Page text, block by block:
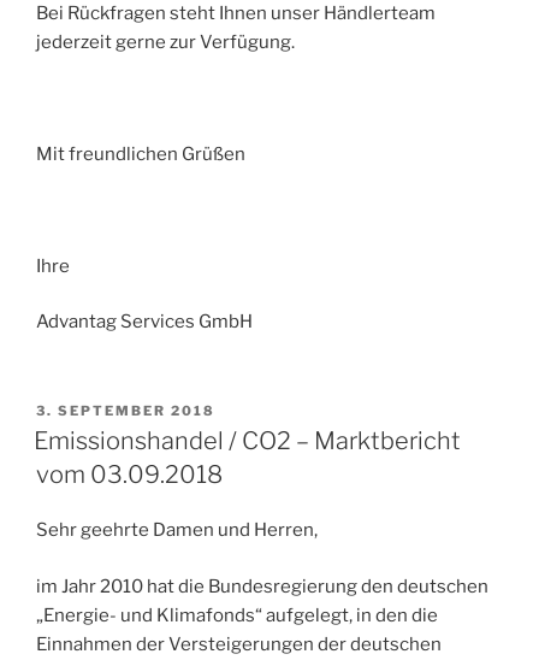
Bei Rückfragen steht Ihnen unser Händlerteam
jederzeit gerne zur Verfügung.
Mit freundlichen Grüßen
Ihre
Advantag Services GmbH
VERÖFFENTLICHT
AM
3. SEPTEMBER 2018
Emissionshandel / CO2 – Marktbericht
vom 03.09.2018
Sehr geehrte Damen und Herren,
im Jahr 2010 hat die Bundesregierung den deutschen
„Energie- und Klimafonds“ aufgelegt, in den die
Einnahmen der Versteigerungen der deutschen